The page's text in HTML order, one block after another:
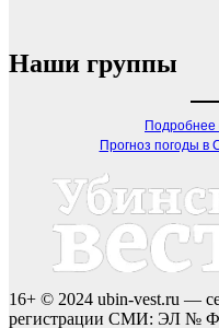
Наши группы
Подробнее
Прогноз погоды в
16+ © 2024 ubin-vest.ru —
регистрации СМИ: ЭЛ №